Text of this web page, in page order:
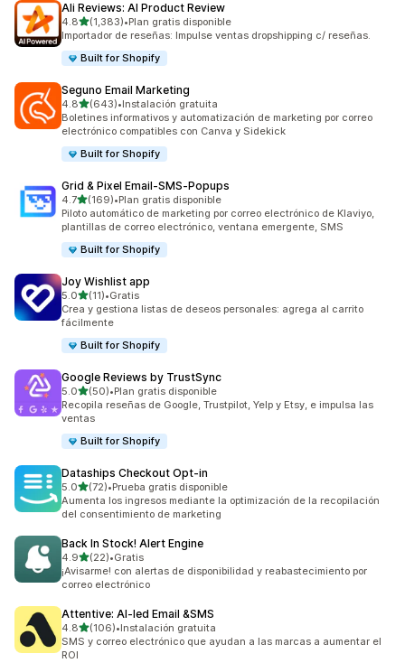
Ali Reviews: AI Product Review
4.8de 5 estrellas
(1,383)
1383 reseñas en total
•Plan gratis disponible
Importador de reseñas: Impulse ventas dropshipping c/ reseñas.
Built for Shopify
Seguno Email Marketing
4.8de 5 estrellas
(643)
643 reseñas en total
•Instalación gratuita
Boletines informativos y automatización de marketing por correo
electrónico compatibles con Canva y Sidekick
Built for Shopify
Grid & Pixel Email‑SMS‑Popups
4.7de 5 estrellas
(169)
169 reseñas en total
•Plan gratis disponible
Piloto automático de marketing por correo electrónico de Klaviyo,
plantillas de correo electrónico, ventana emergente, SMS
Built for Shopify
Joy Wishlist app
5.0de 5 estrellas
(11)
11 reseñas en total
•Gratis
Crea y gestiona listas de deseos personales: agrega al carrito
fácilmente
Built for Shopify
Google Reviews by TrustSync
5.0de 5 estrellas
(50)
50 reseñas en total
•Plan gratis disponible
Recopila reseñas de Google, Trustpilot, Yelp y Etsy, e impulsa las
ventas
Built for Shopify
Dataships Checkout Opt‑in
5.0de 5 estrellas
(72)
72 reseñas en total
•Prueba gratis disponible
Aumenta los ingresos mediante la optimización de la recopilación
del consentimiento de marketing
Back In Stock! Alert Engine
4.9de 5 estrellas
(22)
22 reseñas en total
•Gratis
¡Avisarme! con alertas de disponibilidad y reabastecimiento por
correo electrónico
Attentive: AI‑led Email &SMS
4.8de 5 estrellas
(106)
106 reseñas en total
•Instalación gratuita
SMS y correo electrónico que ayudan a las marcas a aumentar el
ROI